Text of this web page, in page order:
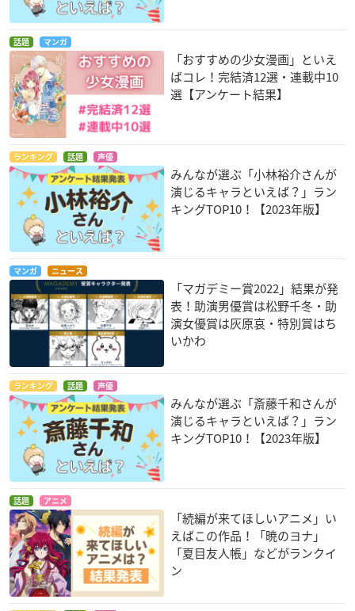
話題 マンガ
「おすすめの少女漫画」といえ
ばコレ！完結済12選・連載中10
選【アンケート結果】
ランキング 話題 声優
みんなが選ぶ「小林裕介さんが
演じるキャラといえば？」ラン
キングTOP10！【2023年版】
マンガ ニュース
「マガデミー賞2022」結果が発
表！助演男優賞は松野千冬・助
演女優賞は灰原哀・特別賞はち
いかわ
ランキング 話題 声優
みんなが選ぶ「斎藤千和さんが
演じるキャラといえば？」ラン
キングTOP10！【2023年版】
話題 アニメ
「続編が来てほしいアニメ」い
えばこの作品！「暁のヨナ」
「夏目友人帳」などがランクイ
ン